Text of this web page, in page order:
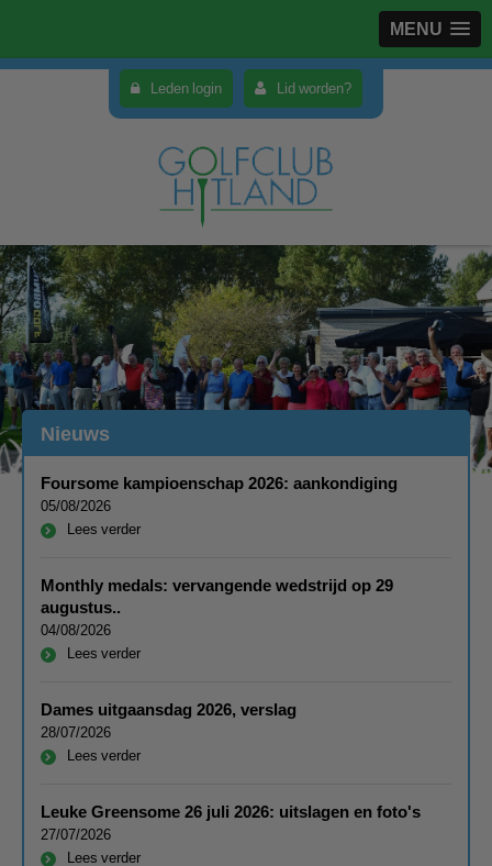
MENU
Leden login Lid worden?
Nieuws
Foursome kampioenschap 2026: aankondiging
05/08/2026
Lees verder
Monthly medals: vervangende wedstrijd op 29
augustus..
04/08/2026
Lees verder
Dames uitgaansdag 2026, verslag
28/07/2026
Lees verder
Leuke Greensome 26 juli 2026: uitslagen en foto's
27/07/2026
Lees verder